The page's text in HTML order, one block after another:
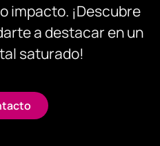
impacto. ¡Descubre
a destacar en un
saturado!